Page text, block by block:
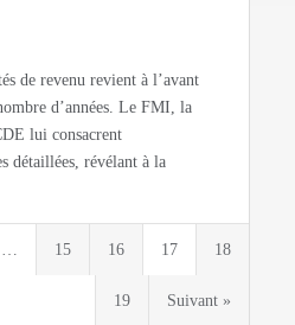
de revenu revient à l’avant
d’années. Le FMI, la
lui consacrent
détaillées, révélant à la
15 16 17 18
19 Suivant »